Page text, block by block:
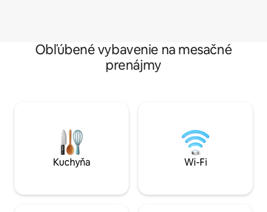
Obľúbené vybavenie na mesačné
prenájmy
Kuchyňa Wi-Fi